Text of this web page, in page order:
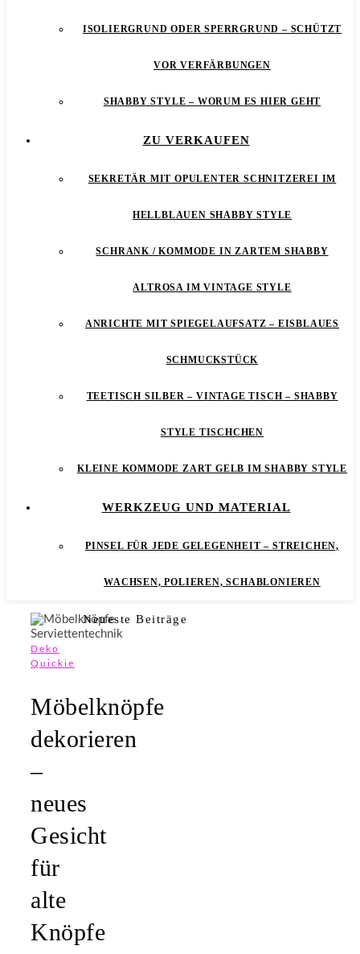
ISOLIERGRUND ODER SPERRGRUND – SCHÜTZT
VOR VERFÄRBUNGEN
SHABBY STYLE – WORUM ES HIER GEHT
ZU VERKAUFEN
SEKRETÄR MIT OPULENTER SCHNITZEREI IM
HELLBLAUEN SHABBY STYLE
SCHRANK / KOMMODE IN ZARTEM SHABBY
ALTROSA IM VINTAGE STYLE
ANRICHTE MIT SPIEGELAUFSATZ – EISBLAUES
SCHMUCKSTÜCK
TEETISCH SILBER – VINTAGE TISCH – SHABBY
STYLE TISCHCHEN
KLEINE KOMMODE ZART GELB IM SHABBY STYLE
WERKZEUG UND MATERIAL
PINSEL FÜR JEDE GELEGENHEIT – STREICHEN,
WACHSEN, POLIEREN, SCHABLONIEREN
Deko
Quickie
Möbelknöpfe
dekorieren
–
neues
Gesicht
für
alte
Knöpfe
Neueste Beiträge